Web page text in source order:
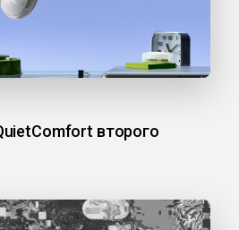
второго